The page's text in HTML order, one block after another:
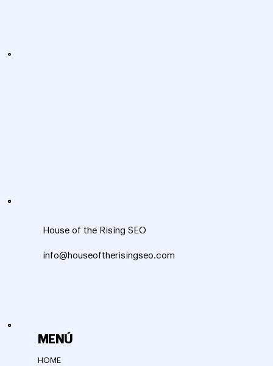
MENÚ
HOME
House of the Rising SEO
info@houseoftherisingseo.com